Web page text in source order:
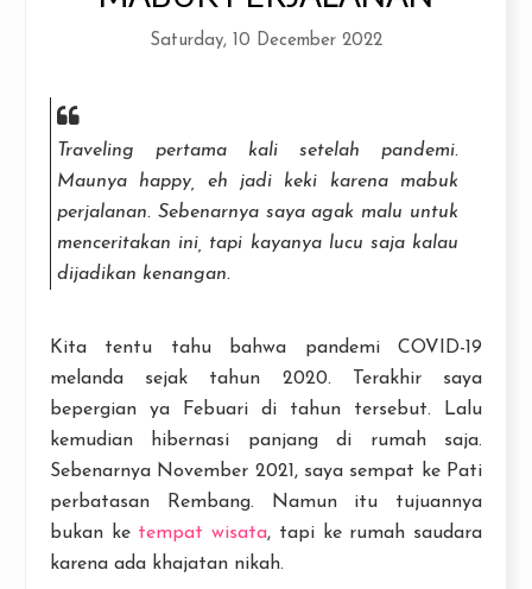
Saturday, 10 December 2022
Traveling pertama kali setelah pandemi.
Maunya happy, eh jadi keki karena mabuk
perjalanan. Sebenarnya saya agak malu untuk
menceritakan ini, tapi kayanya lucu saja kalau
dijadikan kenangan.
Kita tentu tahu bahwa pandemi COVID-19
melanda sejak tahun 2020. Terakhir saya
bepergian ya Febuari di tahun tersebut. Lalu
kemudian hibernasi panjang di rumah saja.
Sebenarnya November 2021, saya sempat ke Pati
perbatasan Rembang. Namun itu tujuannya
bukan ke tempat wisata, tapi ke rumah saudara
karena ada khajatan nikah.